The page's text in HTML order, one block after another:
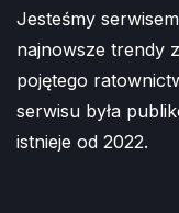
Jesteśmy
najnowsze trendy
pojętego
serwisu była
istnieje od 2022.